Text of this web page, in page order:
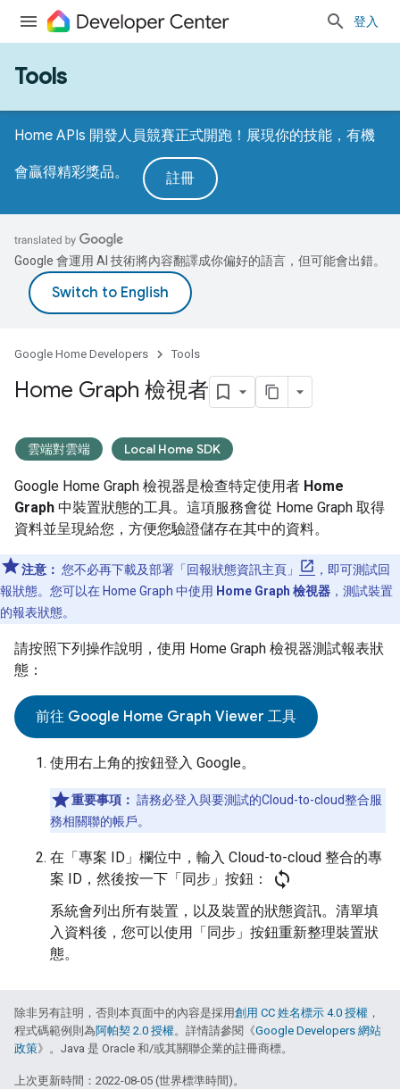
登入
Tools
Home APIs 開發人員競賽正式開跑！展現你的技能，有機
會贏得精彩獎品。 註冊
Google 會運用 AI 技術將內容翻譯成你偏好的語言，但可能會出錯。
Google Home Developers Tools
Home Graph 檢視者
雲端對雲端 Local Home SDK
Google Home Graph 檢視器是檢查特定使用者 Home
Graph 中裝置狀態的工具。這項服務會從 Home Graph 取得
資料並呈現給您，方便您驗證儲存在其中的資料。
注意： 您不必再下載及部署「回報狀態資訊主頁」
，即可測試回
報狀態。您可以在 Home Graph 中使用 Home Graph 檢視器 ，測試裝置
的報表狀態。
請按照下列操作說明，使用 Home Graph 檢視器測試報表狀
態：
前往 Google Home Graph Viewer 工具
使用右上角的按鈕登入 Google。
重要事項： 請務必登入與要測試的Cloud-to-cloud整合服
務相關聯的帳戶。
在「專案 ID」 欄位中，輸入 Cloud-to-cloud 整合的專
案 ID，然後按一下「同步」 按鈕： sync
系統會列出所有裝置，以及裝置的狀態資訊。清單填
入資料後，您可以使用「同步」 按鈕重新整理裝置狀
態。
除非另有註明，否則本頁面中的內容是採用創用 CC 姓名標示 4.0 授權 ，
程式碼範例則為阿帕契 2.0 授權。詳情請參閱《Google Developers 網站
政策》。Java 是 Oracle 和/或其關聯企業的註冊商標。
上次更新時間：2022-08-05 (世界標準時間)。